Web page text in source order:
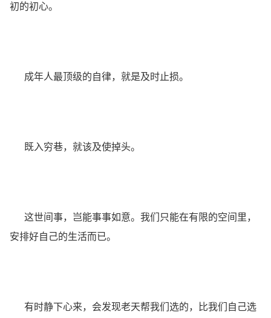
初的初心。
成年人最顶级的自律，就是及时止损。
既入穷巷，就该及使掉头。
这世间事，岂能事事如意。我们只能在有限的空间里，
安排好自己的生活而已。
有时静下心来，会发现老天帮我们选的，比我们自己选